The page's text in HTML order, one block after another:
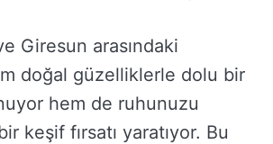
Giresun arasındaki
doğal güzelliklerle dolu bir
hem de ruhunuzu
keşif fırsatı yaratıyor. Bu